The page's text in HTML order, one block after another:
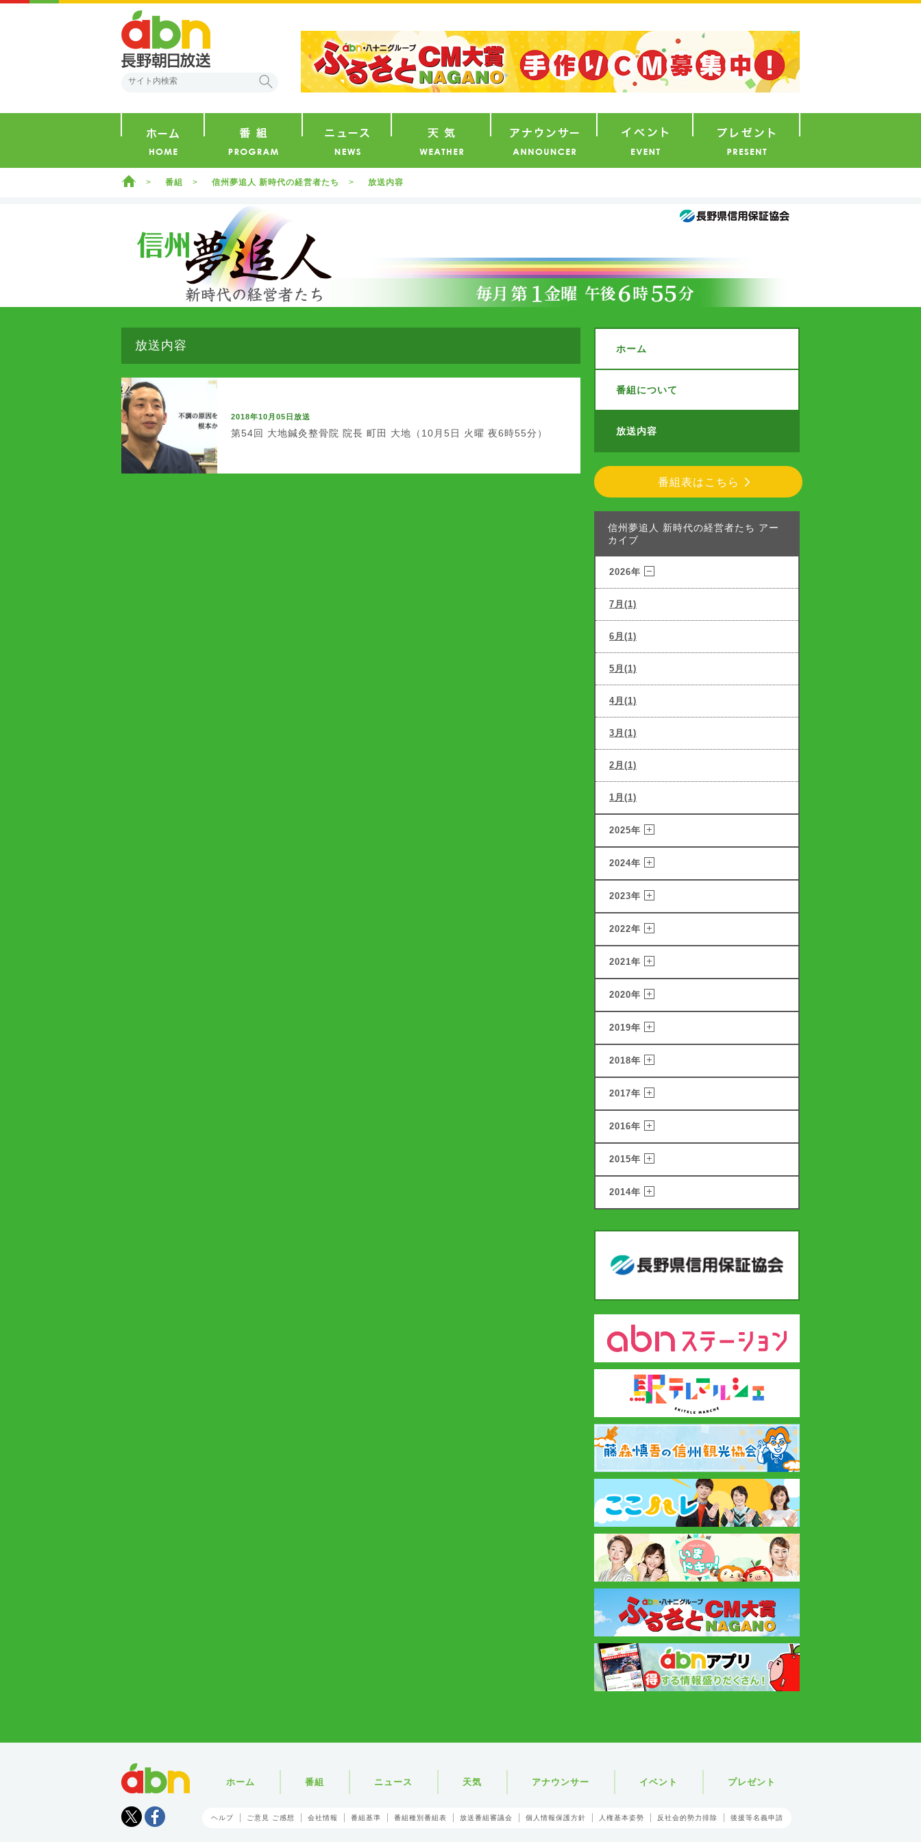
ホーム 番組 信州夢追人 新時代の経営者たち 放送内容
放送内容
2018年10月05日放送
第54回 大地鍼灸整骨院 院長 町田 大地（10月5日 火曜 夜6時55分）
ホーム
番組について
放送内容
番組表はこちら
信州夢追人 新時代の経営者たち アー
カイブ
2026年
7月(1)
6月(1)
5月(1)
4月(1)
3月(1)
2月(1)
1月(1)
2025年
2024年
2023年
2022年
2021年
2020年
2019年
2018年
2017年
2016年
2015年
2014年
Tweet
ホーム 番組 ニュース 天気 アナウンサー イベント プレゼント
ヘルプ ご意見 ご感想 会社情報 番組基準 番組種別番組表 放送番組審議会 個人情報保護方針 人権基本姿勢 反社会的勢力排除 後援等名義申請